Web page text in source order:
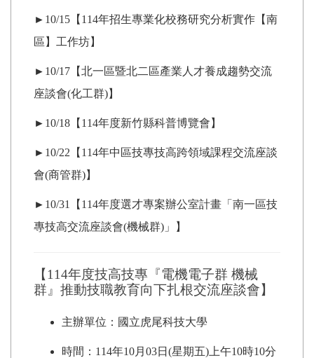
►10/15【114年招生專業化校務研究分析實作【南
區】工作坊】
►10/17【北一區暨北二區產業人才養成趨勢交流
座談會(化工群)】
►10/18【114年度新竹縣科普博覽會】
►10/22【114年中區技專技高跨領域課程交流座談
會(商管群)】
►10/31【114年度選才專案辦公室計畫「南一區技
專技高交流座談會(機械群)」】
【114年度技高技專『電機電子群 機械
群』推動技職教育向下扎根交流座談會】
主辦單位：國立虎尾科技大學
時間：114年10月03日(星期五)上午10時10分